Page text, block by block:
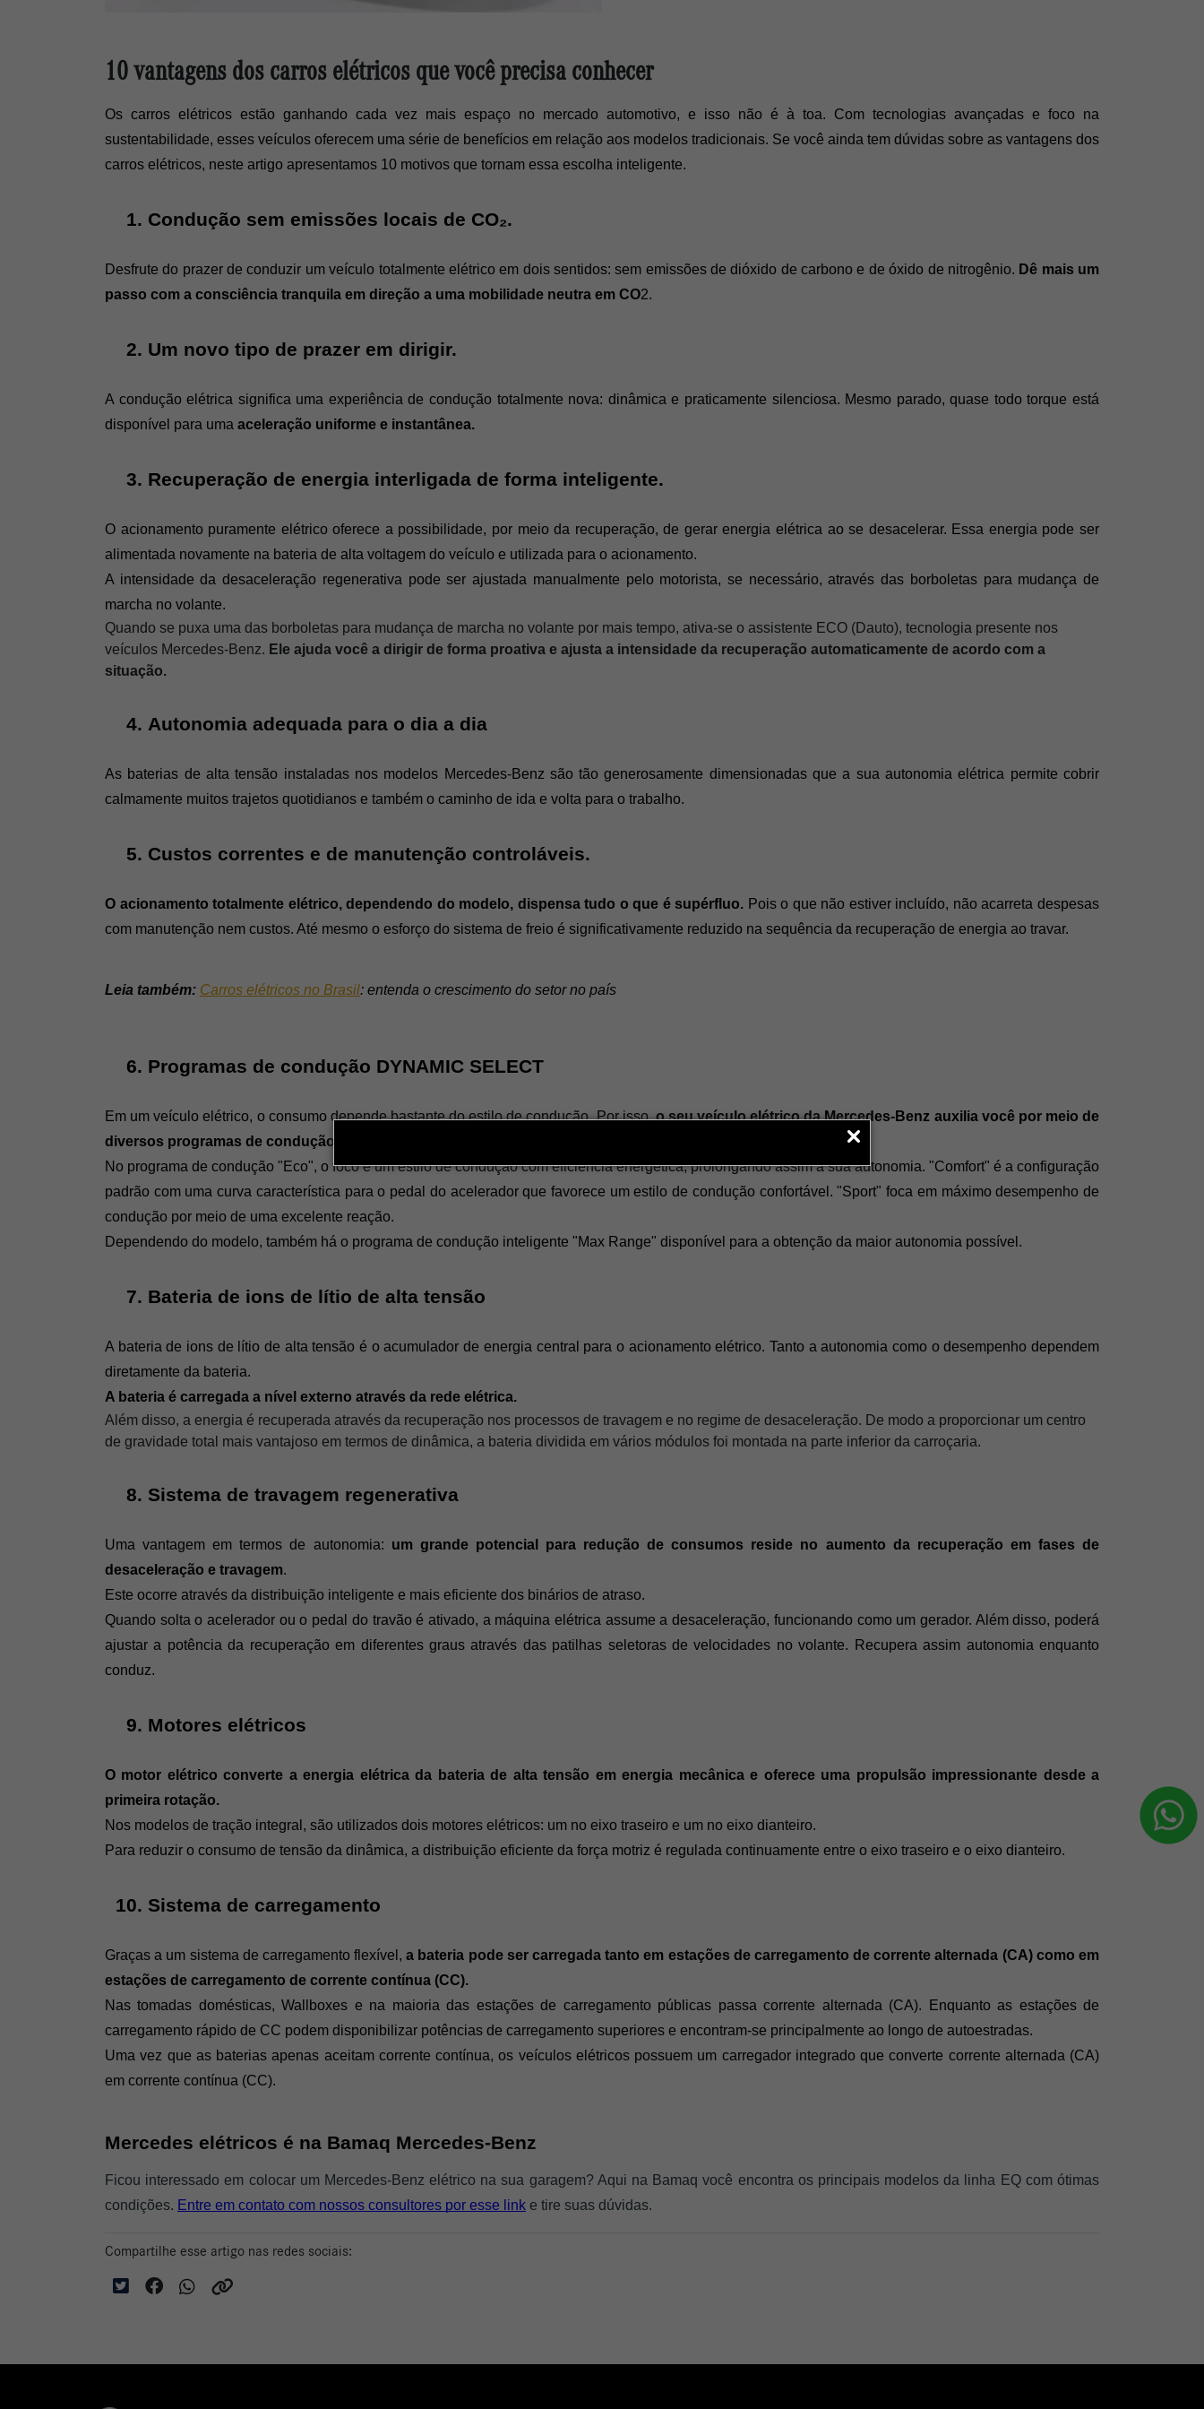
10 vantagens dos carros elétricos que você precisa conhecer
Os carros elétricos estão ganhando cada vez mais espaço no mercado automotivo, e isso não é à toa. Com tecnologias avançadas e foco na
sustentabilidade, esses veículos oferecem uma série de benefícios em relação aos modelos tradicionais. Se você ainda tem dúvidas sobre as vantagens dos
carros elétricos, neste artigo apresentamos 10 motivos que tornam essa escolha inteligente.
Condução sem emissões locais de CO₂.
Desfrute do prazer de conduzir um veículo totalmente elétrico em dois sentidos: sem emissões de dióxido de carbono e de óxido de nitrogênio. Dê mais um
passo com a consciência tranquila em direção a uma mobilidade neutra em CO2.
Um novo tipo de prazer em dirigir.
A condução elétrica significa uma experiência de condução totalmente nova: dinâmica e praticamente silenciosa. Mesmo parado, quase todo torque está
disponível para uma aceleração uniforme e instantânea.
Recuperação de energia interligada de forma inteligente.
O acionamento puramente elétrico oferece a possibilidade, por meio da recuperação, de gerar energia elétrica ao se desacelerar. Essa energia pode ser
alimentada novamente na bateria de alta voltagem do veículo e utilizada para o acionamento.
A intensidade da desaceleração regenerativa pode ser ajustada manualmente pelo motorista, se necessário, através das borboletas para mudança de
marcha no volante.
Quando se puxa uma das borboletas para mudança de marcha no volante por mais tempo, ativa-se o assistente ECO (Dauto), tecnologia presente nos
veículos Mercedes-Benz. Ele ajuda você a dirigir de forma proativa e ajusta a intensidade da recuperação automaticamente de acordo com a
situação.
Autonomia adequada para o dia a dia
As baterias de alta tensão instaladas nos modelos Mercedes-Benz são tão generosamente dimensionadas que a sua autonomia elétrica permite cobrir
calmamente muitos trajetos quotidianos e também o caminho de ida e volta para o trabalho.
Custos correntes e de manutenção controláveis.
O acionamento totalmente elétrico, dependendo do modelo, dispensa tudo o que é supérfluo. Pois o que não estiver incluído, não acarreta despesas
com manutenção nem custos. Até mesmo o esforço do sistema de freio é significativamente reduzido na sequência da recuperação de energia ao travar.
Leia também: Carros elétricos no Brasil: entenda o crescimento do setor no país
Programas de condução DYNAMIC SELECT
Em um veículo elétrico, o consumo depende bastante do estilo de condução. Por isso, o seu veículo elétrico da Mercedes-Benz auxilia você por meio de
diversos programas de condução com diferentes características.
No programa de condução "Eco", o foco é um estilo de condução com eficiência energética, prolongando assim a sua autonomia. "Comfort" é a configuração
padrão com uma curva característica para o pedal do acelerador que favorece um estilo de condução confortável. "Sport" foca em máximo desempenho de
condução por meio de uma excelente reação.
Dependendo do modelo, também há o programa de condução inteligente "Max Range" disponível para a obtenção da maior autonomia possível.
Bateria de ions de lítio de alta tensão
A bateria de ions de lítio de alta tensão é o acumulador de energia central para o acionamento elétrico. Tanto a autonomia como o desempenho dependem
diretamente da bateria.
A bateria é carregada a nível externo através da rede elétrica.
Além disso, a energia é recuperada através da recuperação nos processos de travagem e no regime de desaceleração. De modo a proporcionar um centro
de gravidade total mais vantajoso em termos de dinâmica, a bateria dividida em vários módulos foi montada na parte inferior da carroçaria.
Sistema de travagem regenerativa
Uma vantagem em termos de autonomia: um grande potencial para redução de consumos reside no aumento da recuperação em fases de
desaceleração e travagem.
Este ocorre através da distribuição inteligente e mais eficiente dos binários de atraso.
Quando solta o acelerador ou o pedal do travão é ativado, a máquina elétrica assume a desaceleração, funcionando como um gerador. Além disso, poderá
ajustar a potência da recuperação em diferentes graus através das patilhas seletoras de velocidades no volante. Recupera assim autonomia enquanto
conduz.
Motores elétricos
O motor elétrico converte a energia elétrica da bateria de alta tensão em energia mecânica e oferece uma propulsão impressionante desde a
primeira rotação.
Nos modelos de tração integral, são utilizados dois motores elétricos: um no eixo traseiro e um no eixo dianteiro.
Para reduzir o consumo de tensão da dinâmica, a distribuição eficiente da força motriz é regulada continuamente entre o eixo traseiro e o eixo dianteiro.
Sistema de carregamento
Graças a um sistema de carregamento flexível, a bateria pode ser carregada tanto em estações de carregamento de corrente alternada (CA) como em
estações de carregamento de corrente contínua (CC).
Nas tomadas domésticas, Wallboxes e na maioria das estações de carregamento públicas passa corrente alternada (CA). Enquanto as estações de
carregamento rápido de CC podem disponibilizar potências de carregamento superiores e encontram-se principalmente ao longo de autoestradas.
Uma vez que as baterias apenas aceitam corrente contínua, os veículos elétricos possuem um carregador integrado que converte corrente alternada (CA)
em corrente contínua (CC).
Mercedes elétricos é na Bamaq Mercedes-Benz
Ficou interessado em colocar um Mercedes-Benz elétrico na sua garagem? Aqui na Bamaq você encontra os principais modelos da linha EQ com ótimas
condições. Entre em contato com nossos consultores por esse link e tire suas dúvidas.
Compartilhe esse artigo nas redes sociais: